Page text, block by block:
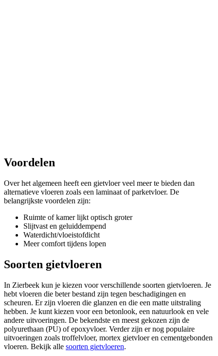
Voordelen
Over het algemeen heeft een gietvloer veel meer te bieden dan
alternatieve vloeren zoals een laminaat of parketvloer. De
belangrijkste voordelen zijn:
Ruimte of kamer lijkt optisch groter
Slijtvast en geluiddempend
Waterdicht/vloeistofdicht
Meer comfort tijdens lopen
Soorten gietvloeren
In Zierbeek kun je kiezen voor verschillende soorten gietvloeren. Je
hebt vloeren die beter bestand zijn tegen beschadigingen en
scheuren. Er zijn vloeren die glanzen en die een matte uitstraling
hebben. Je kunt kiezen voor een betonlook, een natuurlook en vele
andere uitvoeringen. De bekendste en meest gekozen zijn de
polyurethaan (PU) of epoxyvloer. Verder zijn er nog populaire
uitvoeringen zoals troffelvloer, mortex gietvloer en cementgebonden
vloeren. Bekijk alle soorten gietvloeren.